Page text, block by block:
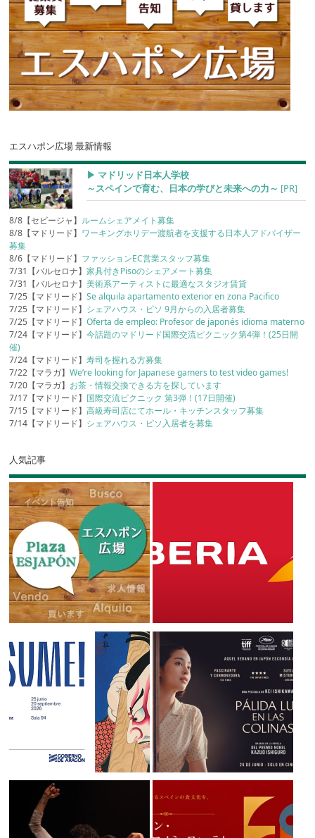
エスハポン広場 最新情報
▶︎ マドリッド日本人学校
～スペインで育む、日本の学びと未来への力～ [PR]
8/8【セビージャ】 ルームシェアメイト募集
8/8【マドリード】 ワーキングホリデー渡航者を支援する日本人アドバイザー
募集
8/6【マドリード】 ファッションEC営業スタッフ募集
7/31【バルセロナ】家具付きPisoのシェアメート募集
7/31【バルセロナ】美術系アーティストに最適なスタジオ賃貸
7/25【マドリード】Se alquila apartamento exterior en zona Pacifico
7/25【マドリード】 シェアハウス・ピソ 9月からの入居者募集
7/25【マドリード】Oferta de empleo: Profesor de japonés idioma materno
7/24【マドリード】今話題のマドリード国際交流ピクニック第4弾！(25日開
催)
7/24【マドリード】寿司を握れる方募集
7/22【マラガ】We’re looking for Japanese gamers to test video games!
7/20【マラガ】 お茶・情報交換できる方を探しています
7/17【マドリード】 国際交流ピクニック 第3弾！(17日開催)
7/15【マドリード】高級寿司店にてホール・キッチンスタッフ募集
7/14【マドリード】 シェアハウス・ピソ入居者を募集
人気記事